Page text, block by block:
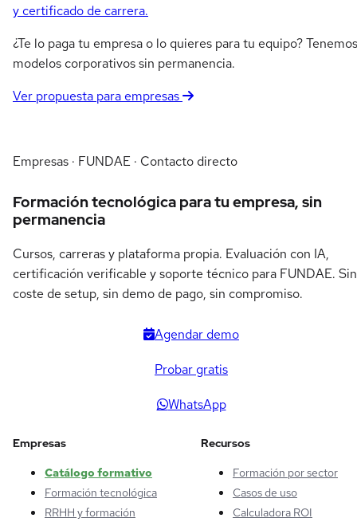
y certificado de carrera.
¿Te lo paga tu empresa o lo quieres para tu equipo? Tenemos
modelos corporativos sin permanencia.
Ver propuesta para empresas
Empresas · FUNDAE · Contacto directo
Formación tecnológica para tu empresa, sin
permanencia
Cursos, carreras y plataforma propia. Evaluación con IA,
certificación verificable y soporte técnico para FUNDAE. Sin
coste de setup, sin demo de pago, sin compromiso.
Agendar demo
Probar gratis
WhatsApp
Empresas
Catálogo formativo
Formación tecnológica
RRHH y formación
Recursos
Formación por sector
Casos de uso
Calculadora ROI